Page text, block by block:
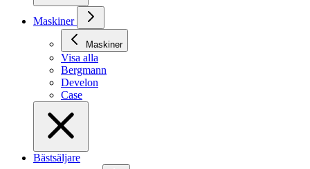
Maskiner
Maskiner
Visa alla
Bergmann
Develon
Case
Bästsäljare